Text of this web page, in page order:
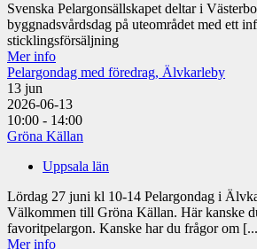
Svenska Pelargonsällskapet deltar i
byggnadsvårdsdag på uteområdet med ett
sticklingsförsäljning
Mer info
Pelargondag med föredrag, Älvkarleby
13 jun
2026-06-13
10:00 - 14:00
Gröna Källan
Uppsala län
Lördag 27 juni kl 10-14 Pelargondag i
Välkommen till Gröna Källan. Här kanske
favoritpelargon. Kanske har du frågor om
Mer info